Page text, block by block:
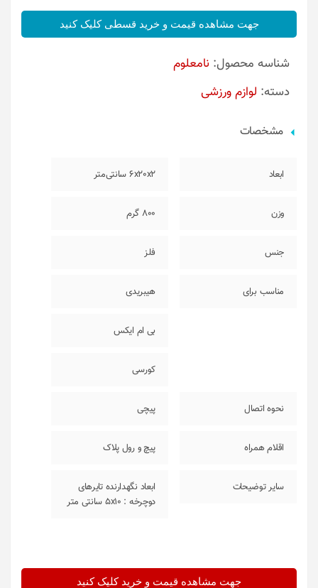
جهت مشاهده قیمت و خرید قسطی کلیک کنید
شناسه محصول: نامعلوم
دسته: لوازم ورزشی
مشخصات
ابعاد 6x20x2 سانتی‌متر
وزن 800 گرم
جنس فلز
مناسب برای هیبریدی
بی ام ایکس
کورسی
نحوه اتصال پیچی
اقلام همراه پیچ و رول پلاک
سایر توضیحات
ابعاد نگهدارنده تایرهای
دوچرخه : 5x10 سانتی متر
جهت مشاهده قیمت و خرید کلیک کنید